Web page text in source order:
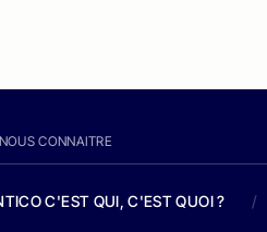
CONNAITRE
C'EST QUI, C'EST QUOI ? /